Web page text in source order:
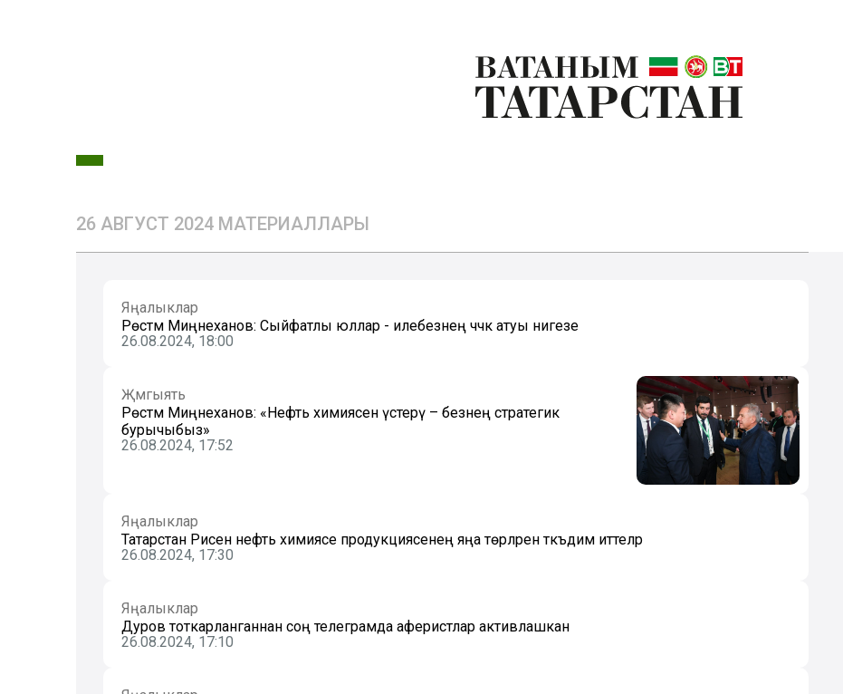
26 АВГУСТ 2024 МАТЕРИАЛЛАРЫ
Яңалыклар
Рөстәм Миңнеханов: Сыйфатлы юллар - илебезнең чәчәк атуы нигезе
26.08.2024, 18:00
Җәмгыять
Рөстәм Миңнеханов: «Нефть химиясен үстерү – безнең стратегик
бурычыбыз»
26.08.2024, 17:52
Яңалыклар
Татарстан Рәисенә нефть химиясе продукциясенең яңа төрләрен тәкъдим иттеләр
26.08.2024, 17:30
Яңалыклар
Дуров тоткарланганнан соң телеграмда аферистлар активлашкан
26.08.2024, 17:10